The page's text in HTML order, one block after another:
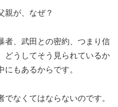
親が、なぜ？
者、武田との密約、つまり信
どうしてそう見られているか
もあるからです。
なくてはならないのです。